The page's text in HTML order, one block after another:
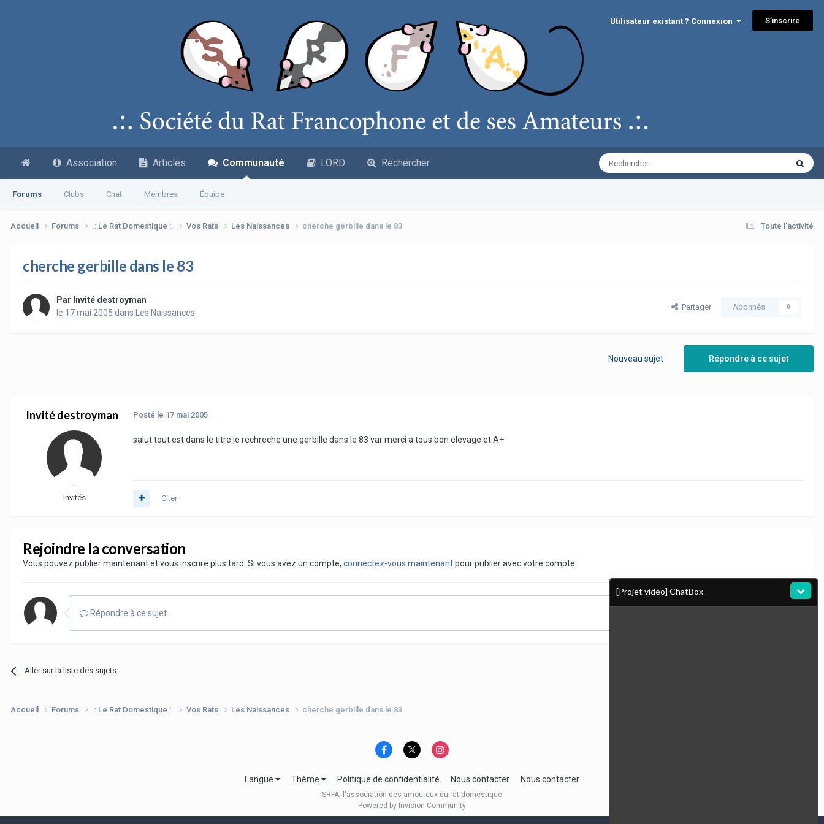
Utilisateur existant ? Connexion S’inscrire
Association Articles Communauté
Forums Clubs Chat Membres Équipe
LORD Rechercher
Toute l’activité
Accueil Forums .: Le Rat Domestique :. Vos Rats Les Naissances cherche gerbille dans le 83
cherche gerbille dans le 83
Par Invité destroyman
le 17 mai 2005 dans Les Naissances
Partager Abonnés 0
Répondre à ce sujet
Nouveau sujet
Invité destroyman
Invités
Posté le 17 mai 2005
salut tout est dans le titre je rechreche une gerbille dans le 83 var merci a tous bon elevage et A+
Citer
Rejoindre la conversation
Vous pouvez publier maintenant et vous inscrire plus tard. Si vous avez un compte, connectez-vous maintenantpour publier avec votre compte.
Répondre à ce sujet…
Aller sur la liste des sujets
Accueil Forums .: Le Rat Domestique :. Vos Rats Les Naissances cherche gerbille dans le 83
[Projet vidéo] ChatBox
Langue Thème Politique de confidentialité Nous contacter Nous contacter
SRFA, l'association des amoureux du rat domestique
Powered by Invision Community